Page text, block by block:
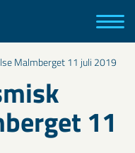
Malmberget 11 juli 2019
11